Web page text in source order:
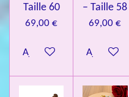
Taille 60
69,00 €
Ajouter au panier
– Taille 58
69,00 €
Ajouter